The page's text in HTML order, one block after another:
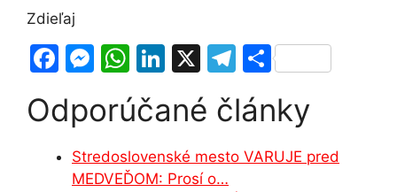
Zdieľaj
F
c
e
b
M
s
s
e
W
at
s
A
Li
k
e
dI
X
T
e
gr
a
S
ar
e
Odporúčané články
Stredoslovenské mesto VARUJE pred
MEDVEĎOM: Prosí o…